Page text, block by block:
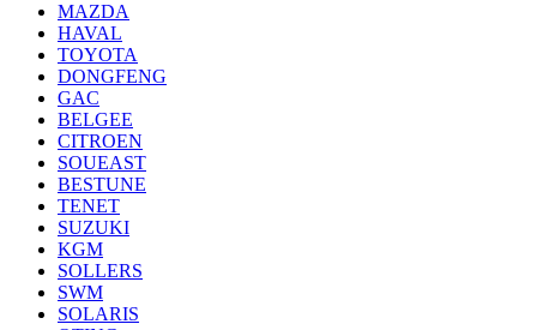
MAZDA
HAVAL
TOYOTA
DONGFENG
GAC
BELGEE
CITROEN
SOUEAST
BESTUNE
TENET
SUZUKI
KGM
SOLLERS
SWM
SOLARIS